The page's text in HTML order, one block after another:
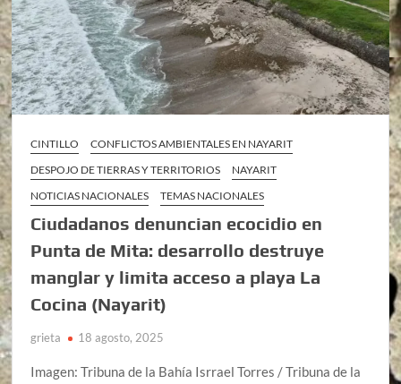
CINTILLO
CONFLICTOS AMBIENTALES EN NAYARIT
DESPOJO DE TIERRAS Y TERRITORIOS
NAYARIT
NOTICIAS NACIONALES
TEMAS NACIONALES
Ciudadanos denuncian ecocidio en
Punta de Mita: desarrollo destruye
manglar y limita acceso a playa La
Cocina (Nayarit)
grieta 18 agosto, 2025
Imagen: Tribuna de la Bahía Isrrael Torres / Tribuna de la